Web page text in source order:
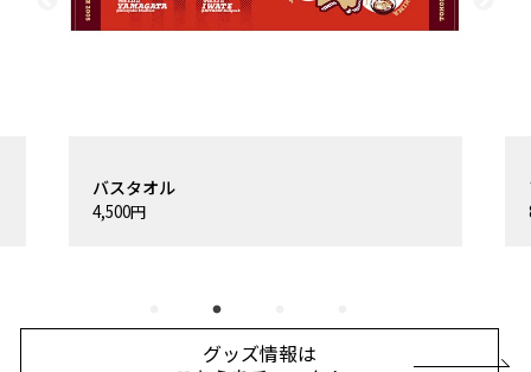
バスタオル
4,500円
グッズ情報は